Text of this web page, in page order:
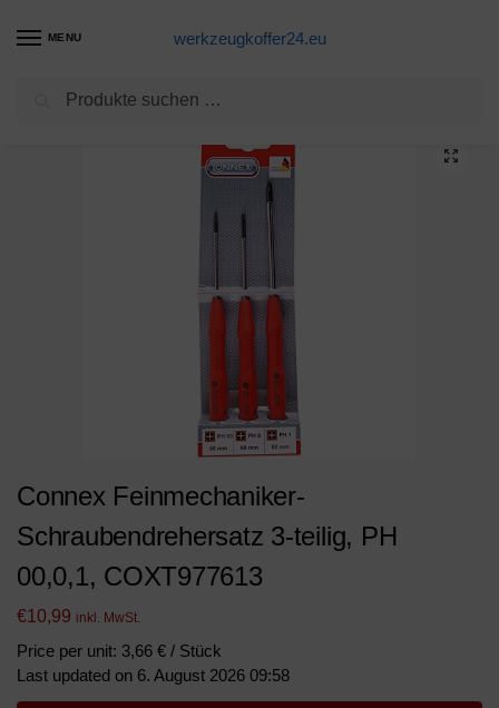
MENU werkzeugkoffer24.eu
Schraubendreher Schraubenzieher Produkte
Connex Feinmechaniker-
Schraubendrehersatz 3-teilig, PH
00,0,1, COXT977613
€10,99 inkl. MwSt.
Price per unit: 3,66 € / Stück
Last updated on 6. August 2026 09:58